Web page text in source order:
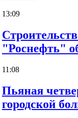
13:09
"Роснефть"
11:08
Пьяная
городской